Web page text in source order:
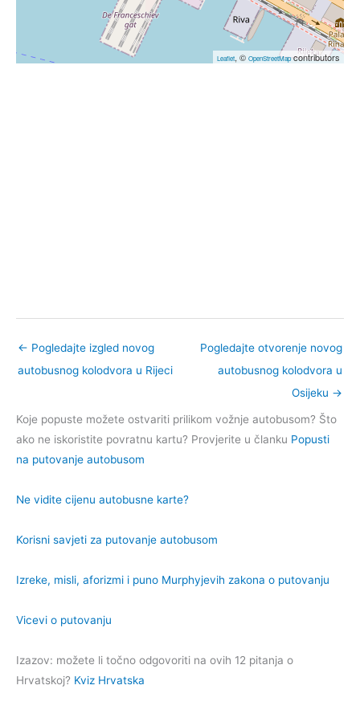
Leaflet, © OpenStreetMapcontributors
← Pogledajte izgled novog
autobusnog kolodvora u Rijeci
Pogledajte otvorenje novog
autobusnog kolodvora u
Osijeku →
Koje popuste možete ostvariti prilikom vožnje autobusom? Što
ako ne iskoristite povratnu kartu? Provjerite u članku Popusti
na putovanje autobusom
Ne vidite cijenu autobusne karte?
Korisni savjeti za putovanje autobusom
Izreke, misli, aforizmi i puno Murphyjevih zakona o putovanju
Vicevi o putovanju
Izazov: možete li točno odgovoriti na ovih 12 pitanja o
Hrvatskoj? Kviz Hrvatska